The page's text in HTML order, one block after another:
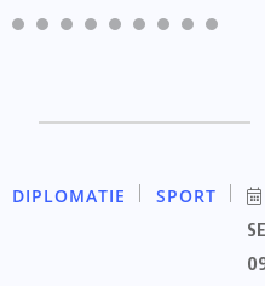
DIPLOMATIE SPORT